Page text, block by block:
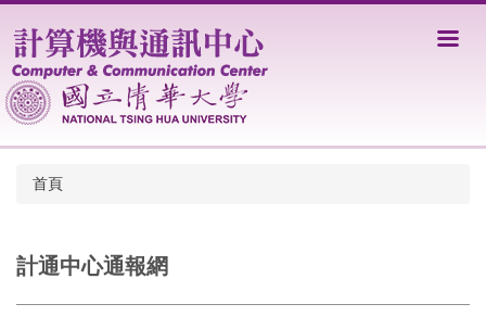
到
主
要
內
容
區
首頁
計通中心通報網